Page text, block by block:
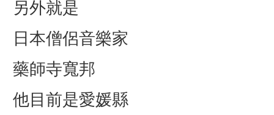
另外就是
日本僧侶音樂家
藥師寺寬邦
他目前是愛媛縣